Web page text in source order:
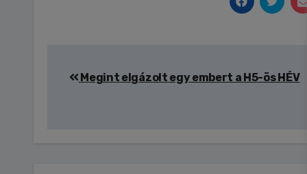
navigáció
Megint elgázolt egy embert a H5-ös HÉV